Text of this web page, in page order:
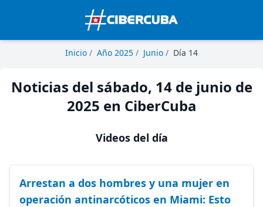
Inicio / Año 2025 / Junio / Día 14
Noticias del sábado, 14 de junio de
2025 en CiberCuba
Videos del día
Arrestan a dos hombres y una mujer en
operación antinarcóticos en Miami: Esto